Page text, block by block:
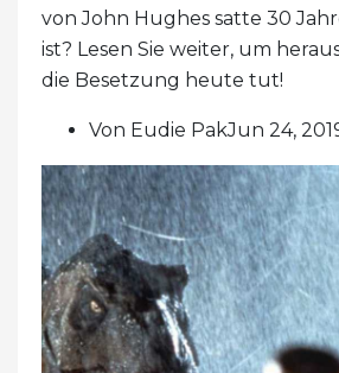
von John Hughes satte 30
ist? Lesen Sie weiter, um
die Besetzung heute tut!
Von Eudie PakJun 24,